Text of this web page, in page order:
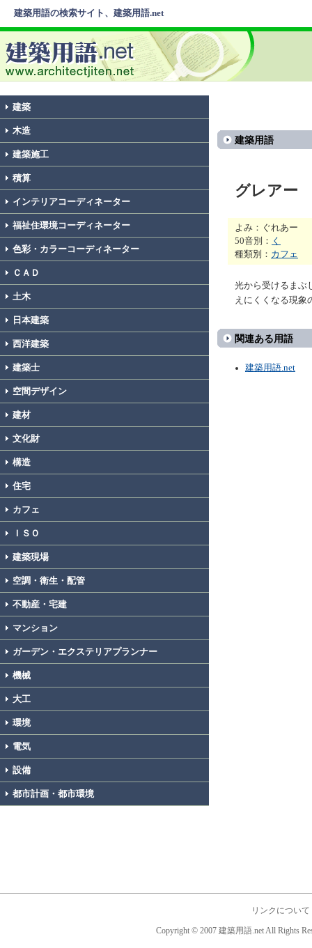
建築用語の検索サイト、建築用語.net
建築
木造
建築施工
積算
インテリアコーディネーター
福祉住環境コーディネーター
色彩・カラーコーディネーター
ＣＡＤ
土木
日本建築
西洋建築
建築士
空間デザイン
建材
文化財
構造
住宅
カフェ
ＩＳＯ
建築現場
空調・衛生・配管
不動産・宅建
マンション
ガーデン・エクステリアプランナー
機械
大工
環境
電気
設備
都市計画・都市環境
建築用語
グレアー
よみ：ぐれあー
50音別： く
種類別： カフェ
光から受けるまぶ
えにくくなる現象
関連ある用語
建築用語.net
リンクについて
Copyright © 2007 建築用語.net All Rights